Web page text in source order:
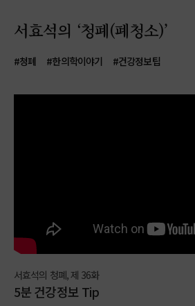
서효석의 ‘청폐(폐청소)’
#청폐 #한의학이야기 #건강정보팁
서효석의 청폐, 제 36화
5분 건강정보 Tip